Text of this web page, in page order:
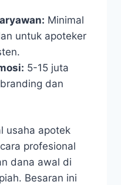
Minimal
untuk apoteker
5-15 juta
dan
usaha apotek
profesional
dana awal di
Besaran ini